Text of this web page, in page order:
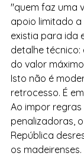
"quem faz uma
apoio limitado
existia para ida
detalhe técnico:
do valor
Isto não é
retrocesso. É
Ao impor
penalizadoras,
República
os madeirenses.